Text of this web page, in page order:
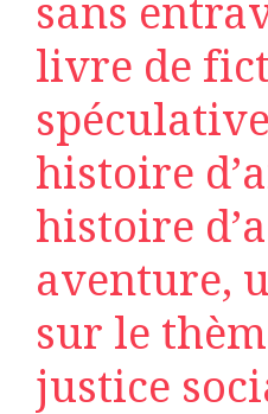
sans
livre de
histoire
histoire
aventure,
sur le
justice